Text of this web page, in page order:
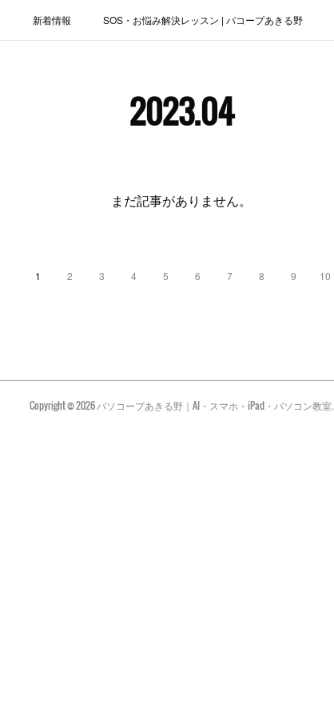
新着情報 SOS・お悩み解決レッスン | パコープあきる野
2023.04
まだ記事がありません。
1 2 3 4 5 6 7 8 9 10
Copyright ©2026パソコープあきる野｜AI・スマホ・iPad・パソコン教室.